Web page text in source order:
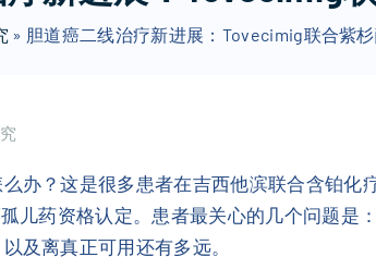
诊疗指南
药物信息
订单追踪
优惠活动
我的订单
» 胆道癌二线治疗新进展：Tovecimig联合紫
办？这是很多患者在吉西他滨联合含铂化
儿药资格认定。患者最关心的几个问题是
及离真正可用还有多远。